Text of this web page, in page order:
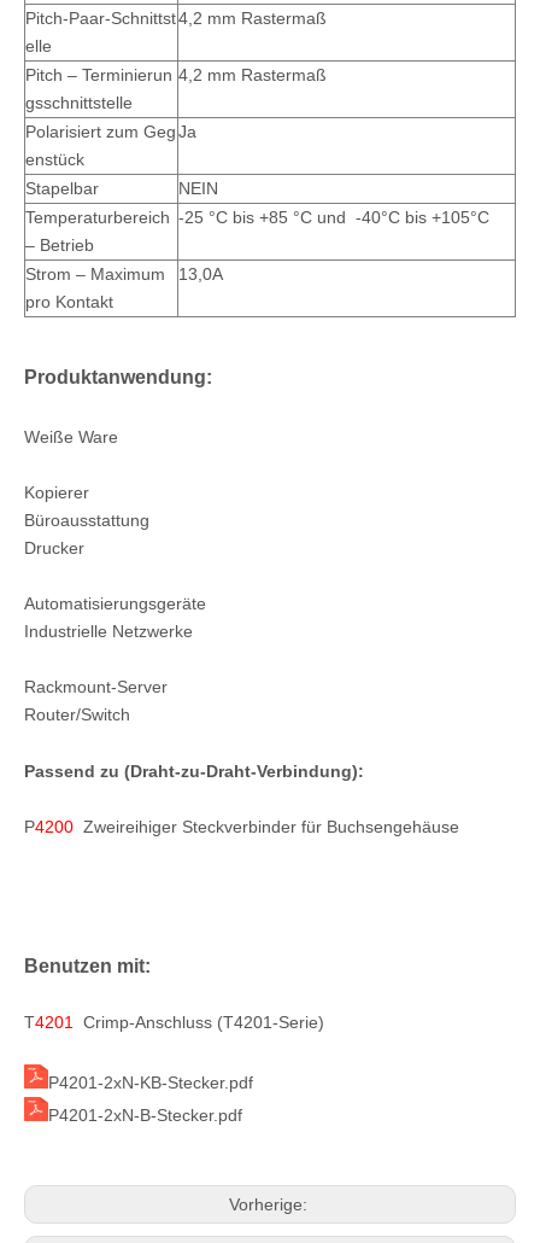
Pitch-Paar-Schnittst
elle
4,2 mm Rastermaß
Pitch – Terminierun
gsschnittstelle
4,2 mm Rastermaß
Polarisiert zum Geg
enstück
Ja
Stapelbar
NEIN
Temperaturbereich
– Betrieb
-25 °C bis +85 °C und -40°C bis +105°C
Strom – Maximum
pro Kontakt
13,0A
Produktanwendung:
Weiße Ware
Kopierer
Büroausstattung
Drucker
Automatisierungsgeräte
Industrielle Netzwerke
Rackmount-Server
Router/Switch
Passend zu (Draht-zu-Draht-Verbindung):
P4200 Zweireihiger Steckverbinder für Buchsengehäuse
Benutzen mit:
T4201 Crimp-Anschluss (T4201-Serie)
P4201-2xN-KB-Stecker.pdf
P4201-2xN-B-Stecker.pdf
Vorherige: